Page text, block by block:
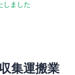
しました
集運搬業